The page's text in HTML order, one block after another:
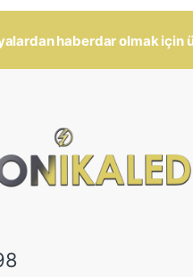
haberdar olmak için